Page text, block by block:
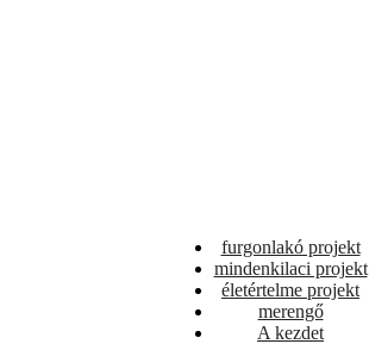
furgonlakó projekt
mindenkilaci projekt
életértelme projekt
merengő
A kezdet